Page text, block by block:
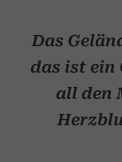
Das
das ist ein
all den